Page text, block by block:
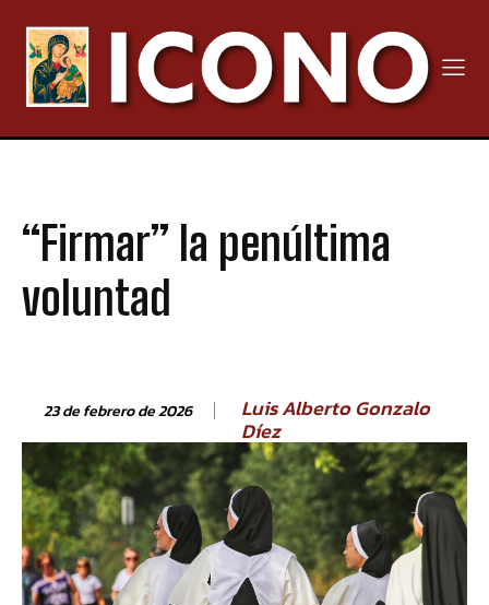
“Firmar” la penúltima
voluntad
23 de febrero de 2026 Luis Alberto Gonzalo
Díez